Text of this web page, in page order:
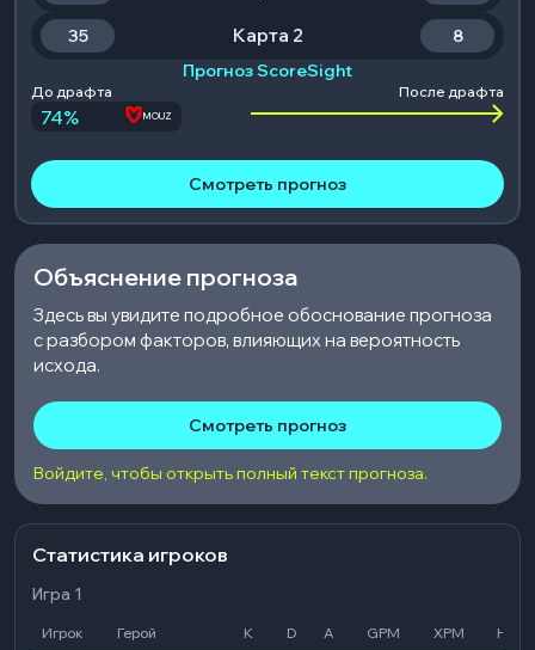
35 Карта 2
8
Прогноз ScoreSight
До драфта После драфта
74% MOUZ
Смотреть прогноз
Объяснение прогноза
Здесь вы увидите подробное обоснование прогноза
с разбором факторов, влияющих на вероятность
исхода.
Смотреть прогноз
Войдите, чтобы открыть полный текст прогноза.
Статистика игроков
Игра 1
Игрок Герой K D A GPM XPM HD